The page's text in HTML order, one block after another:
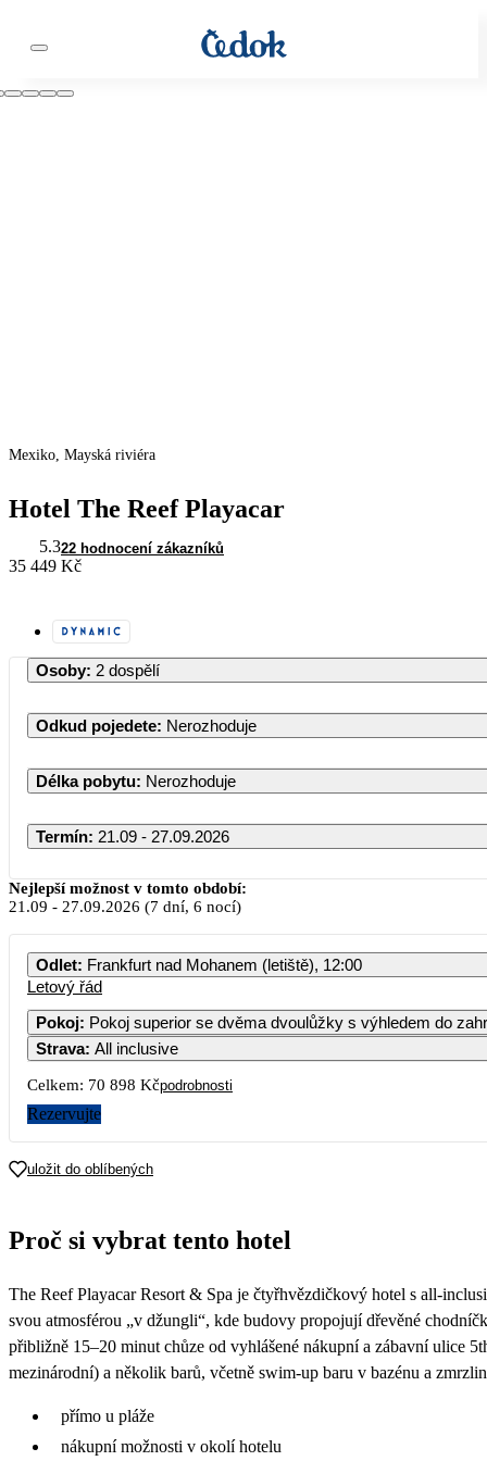
Mexiko, Mayská riviéra
Hotel The Reef Playacar
5.322 hodnocení zákazníků
35 449 Kč
Osoby: 2 dospělí
Odkud pojedete: Nerozhoduje
Délka pobytu: Nerozhoduje
Termín: 21.09 - 27.09.2026
Nejlepší možnost v tomto období:
21.09 - 27.09.2026 (7 dní, 6 nocí)
Odlet: Frankfurt nad Mohanem (letiště), 12:00
Letový řád
Pokoj: Pokoj superior se dvěma dvoulůžky s výhledem do
Strava: All inclusive
Celkem: 70 898 Kčpodrobnosti
Rezervujte
uložit do oblíbených
Proč si vybrat tento hotel
The Reef Playacar Resort & Spa je čtyřhvězdičkový hotel s all-
svou atmosférou „v džungli“, kde budovy propojují dřevěné
přibližně 15–20 minut chůze od vyhlášené nákupní a zábavní ulice
mezinárodní) a několik barů, včetně swim-up baru v bazénu a
přímo u pláže
nákupní možnosti v okolí hotelu